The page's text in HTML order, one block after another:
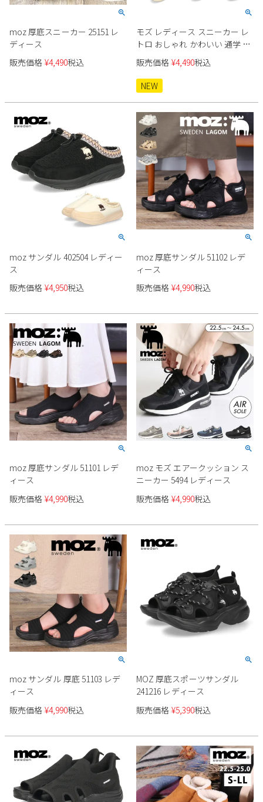
moz 厚底スニーカー 25151 レ
ディース
販売価格 ¥4,490税込
モズ レディース スニーカー レ
トロ おしゃれ かわいい 通学 通
勤 カジュアル ローカット レー
スアップ 軽量 MOZ 40523
販売価格 ¥4,490税込
NEW
moz サンダル 402504 レディー
ス
販売価格 ¥4,950税込
moz 厚底サンダル 51102 レデ
ィース
販売価格 ¥4,990税込
moz 厚底サンダル 51101 レデ
ィース
販売価格 ¥4,990税込
moz モズ エアークッション ス
ニーカー 5494 レディース
販売価格 ¥4,990税込
moz サンダル 厚底 51103 レデ
ィース
販売価格 ¥4,990税込
MOZ 厚底スポーツサンダル
241216 レディース
販売価格 ¥5,390税込